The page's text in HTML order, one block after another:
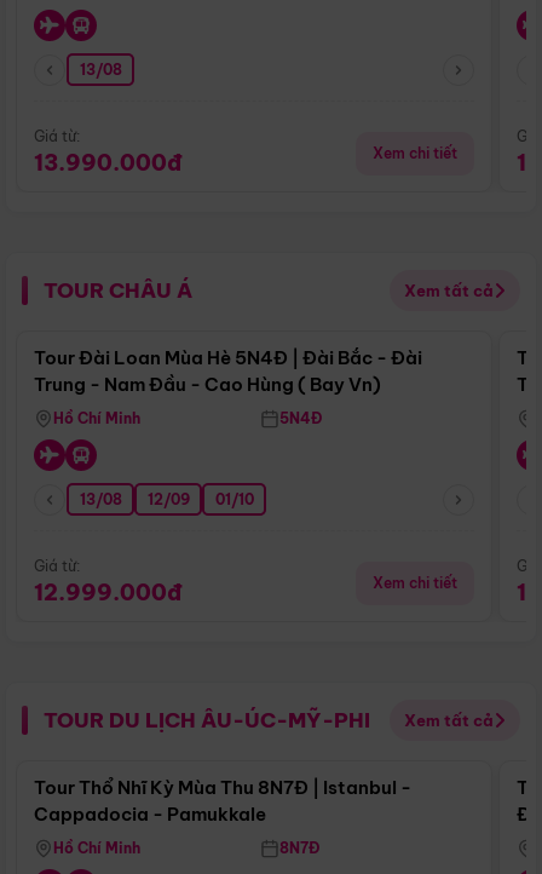
13/08
Giá từ:
13.990.000đ Xem chi tiết
TOUR CHÂU Á Xem tất cả
Điểm nổi bật
Tour Đài Loan Mùa Hè 5N4Đ | Đài Bắc - Đài
Trung - Nam Đầu - Cao Hùng ( Bay Vn)
Hồ Chí Minh 5N4Đ
13/08 12/09 01/10
Giá từ:
12.999.000đ Xem chi tiết
TOUR DU LỊCH ÂU-ÚC-MỸ-PHI Xem tất cả
Điểm nổi bật
Tour Thổ Nhĩ Kỳ Mùa Thu 8N7Đ | Istanbul -
Cappadocia - Pamukkale
Hồ Chí Minh 8N7Đ